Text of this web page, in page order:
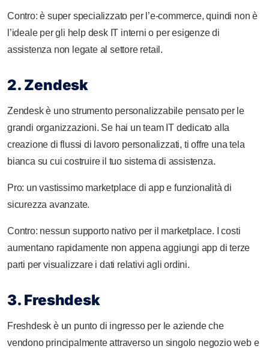
Contro: è super specializzato per l’e-commerce, quindi non è
l’ideale per gli help desk IT interni o per esigenze di
assistenza non legate al settore retail.
2. Zendesk
Zendesk è uno strumento personalizzabile pensato per le
grandi organizzazioni. Se hai un team IT dedicato alla
creazione di flussi di lavoro personalizzati, ti offre una tela
bianca su cui costruire il tuo sistema di assistenza.
Pro: un vastissimo marketplace di app e funzionalità di
sicurezza avanzate.
Contro: nessun supporto nativo per il marketplace. I costi
aumentano rapidamente non appena aggiungi app di terze
parti per visualizzare i dati relativi agli ordini.
3. Freshdesk
Freshdesk è un punto di ingresso per le aziende che
vendono principalmente attraverso un singolo negozio web e